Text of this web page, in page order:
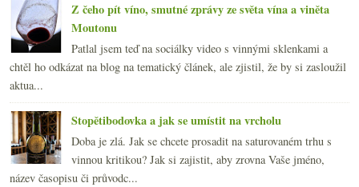
Z čeho pít víno, smutné zprávy ze světa vína a viněta
Moutonu
Patlal jsem teď na sociálky video s vinnými sklenkami a
chtěl ho odkázat na blog na tematický článek, ale zjistil, že by si zasloužil
aktua...
Stopětibodovka a jak se umístit na vrcholu
Doba je zlá. Jak se chcete prosadit na saturovaném trhu s
vinnou kritikou? Jak si zajistit, aby zrovna Vaše jméno,
název časopisu či průvodc...